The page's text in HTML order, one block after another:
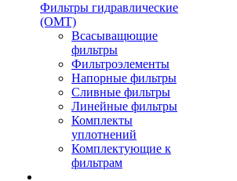
Фильтры гидравлические
(OMT)
Всасыващющие
фильтры
Фильтроэлементы
Напорные фильтры
Сливные фильтры
Линейные фильтры
Комплекты
уплотнений
Комплектующие к
фильтрам